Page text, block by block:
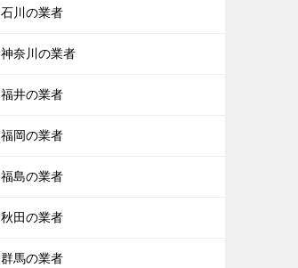
石川の業者
神奈川の業者
福井の業者
福岡の業者
福島の業者
秋田の業者
群馬の業者